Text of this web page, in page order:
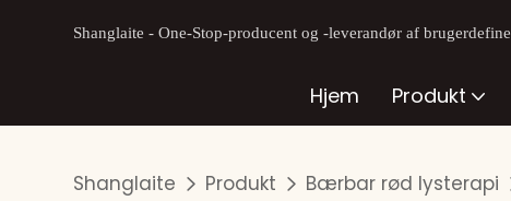
Shanglaite - One-Stop-producent og -leverandør af
Hjem Produkt
Shanglaite Produkt Bærbar rød lysterapi